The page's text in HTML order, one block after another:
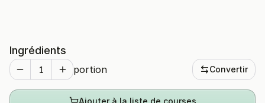
Ingrédients
portion Convertir
Ajouter à la liste de courses